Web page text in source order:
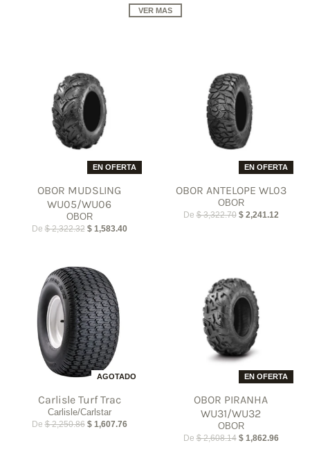
VER MAS
EN OFERTA
OBOR MUDSLING
WU05/WU06
OBOR
De $ 2,322.32 $ 1,583.40
EN OFERTA
OBOR ANTELOPE WL03
OBOR
De $ 3,322.70 $ 2,241.12
AGOTADO
Carlisle Turf Trac
Carlisle/Carlstar
De $ 2,250.86 $ 1,607.76
EN OFERTA
OBOR PIRANHA
WU31/WU32
OBOR
De $ 2,608.14 $ 1,862.96